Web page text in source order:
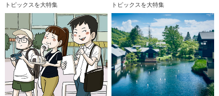
トピックスを大特集
トピックスを大特集